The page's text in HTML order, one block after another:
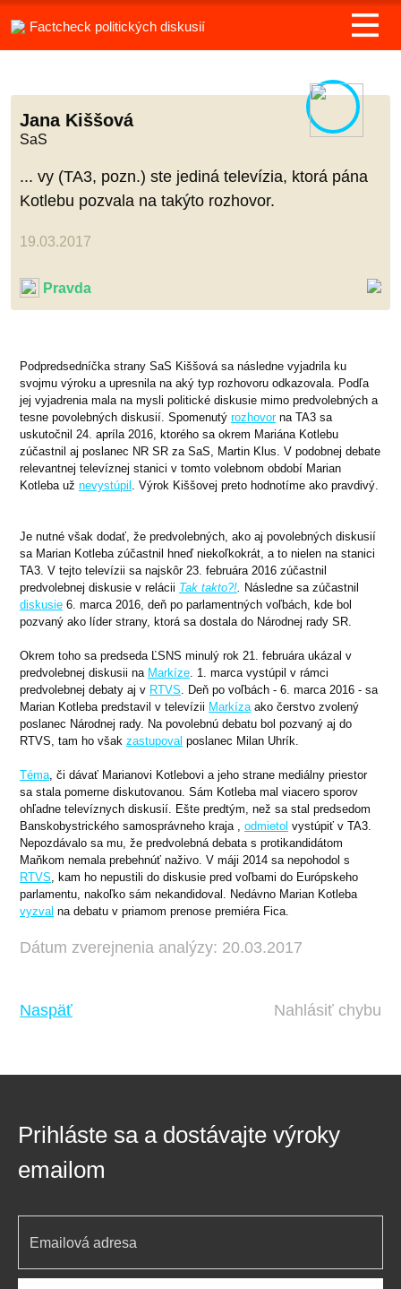
Factcheck politických diskusií
Jana Kiššová
SaS
... vy (TA3, pozn.) ste jediná televízia, ktorá pána
Kotlebu pozvala na takýto rozhovor.
19.03.2017
Pravda
Podpredsedníčka strany SaS Kiššová sa následne vyjadrila ku
svojmu výroku a upresnila na aký typ rozhovoru odkazovala. Podľa
jej vyjadrenia mala na mysli politické diskusie mimo predvolebných a
tesne povolebných diskusií. Spomenutý rozhovorna TA3 sa
uskutočnil 24. apríla 2016, ktorého sa okrem Mariána Kotlebu
zúčastnil aj poslanec NR SR za SaS, Martin Klus. V podobnej debate
relevantnej televíznej stanici v tomto volebnom období Marian
Kotleba už nevystúpil . Výrok Kiššovej preto hodnotíme ako pravdivý.
Je nutné však dodať, že predvolebných, ako aj povolebných diskusií
sa Marian Kotleba zúčastnil hneď niekoľkokrát, a to nielen na stanici
TA3. V tejto televízii sa najskôr 23. februára 2016 zúčastnil
predvolebnej diskusie v relácii Tak takto?! Následne sa zúčastnil
diskusie 6. marca 2016, deň po parlamentných voľbách, kde bol
pozvaný ako líder strany, ktorá sa dostala do Národnej rady SR.
Okrem toho sa predseda ĽSNS minulý rok 21. februára ukázal v
predvolebnej diskusii na Markíze . 1. marca vystúpil v rámci
predvolebnej debaty aj v RTVS . Deň po voľbách - 6. marca 2016 - sa
Marian Kotleba predstavil v televízii Markíza ako čerstvo zvolený
poslanec Národnej rady. Na povolebnú debatu bol pozvaný aj do
RTVS, tam ho však zastupoval poslanec Milan Uhrík.
Téma , či dávať Marianovi Kotlebovi a jeho strane mediálny priestor
sa stala pomerne diskutovanou. Sám Kotleba mal viacero sporov
ohľadne televíznych diskusií. Ešte predtým, než sa stal predsedom
Banskobystrického samosprávneho kraja , odmietol vystúpiť v TA3.
Nepozdávalo sa mu, že predvolebná debata s protikandidátom
Maňkom nemala prebehnúť naživo. V máji 2014 sa nepohodol s
RTVS , kam ho nepustili do diskusie pred voľbami do Európskeho
parlamentu, nakoľko sám nekandidoval. Nedávno Marian Kotleba
vyzval na debatu v priamom prenose premiéra Fica.
Dátum zverejnenia analýzy: 20.03.2017
Naspäť Nahlásiť chybu
Prihláste sa a dostávajte výroky
emailom